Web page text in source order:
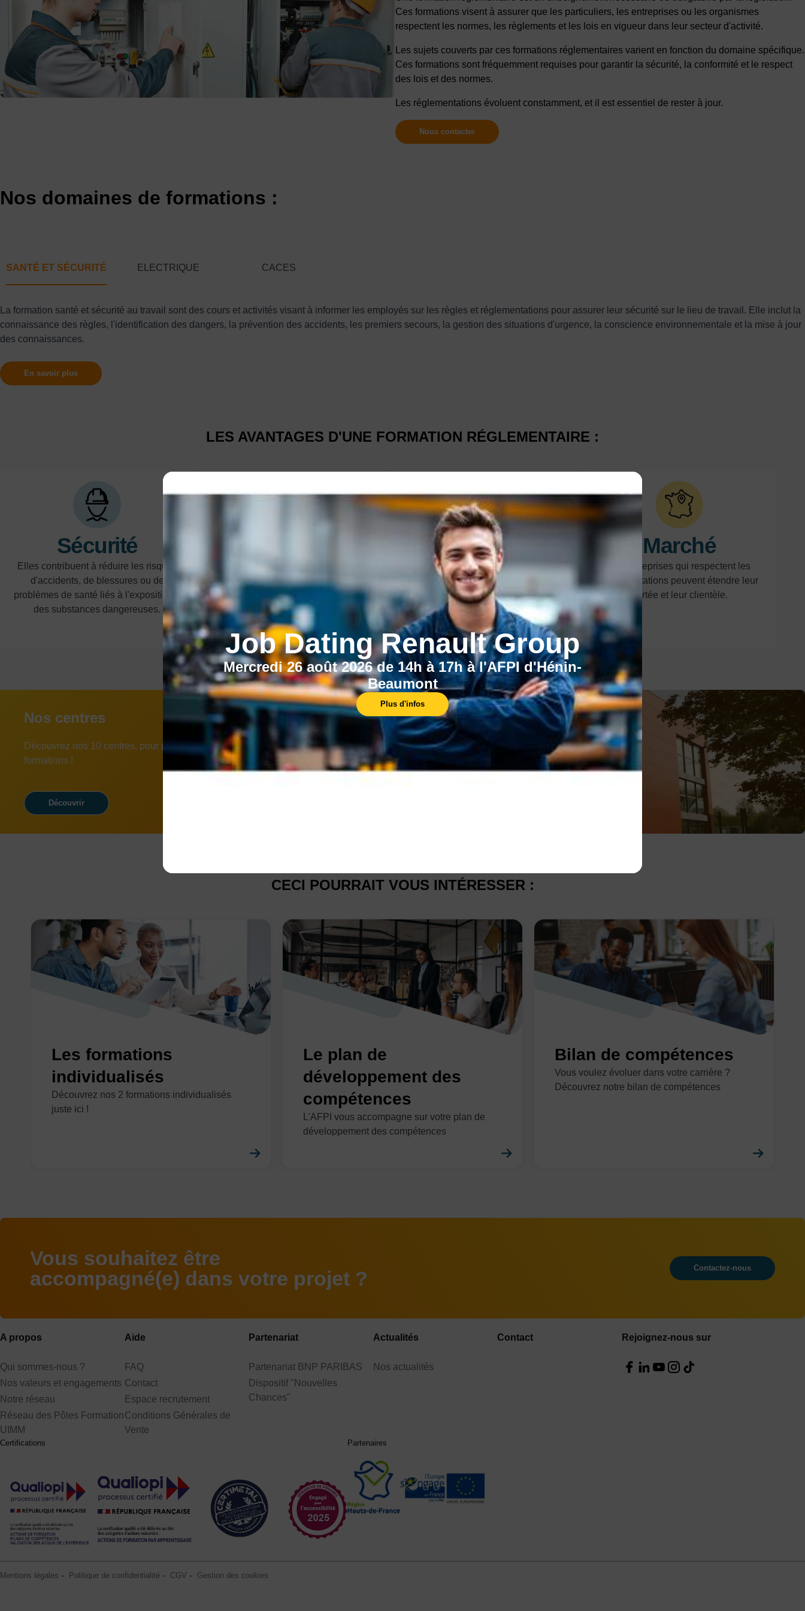
Job Dating Renault Group
Mercredi 26 août 2026 de 14h à 17h à l'AFPI d'Hénin-
Beaumont
Plus d'infos
Ces formations visent à assurer que les particuliers, les entreprises ou les organismes
respectent les normes, les règlements et les lois en vigueur dans leur secteur d'activité.
Les sujets couverts par ces formations réglementaires varient en fonction du domaine spécifique.
Ces formations sont fréquemment requises pour garantir la sécurité, la conformité et le respect
des lois et des normes.
Les réglementations évoluent constamment, et il est essentiel de rester à jour.
Nous contacter
Nos domaines de formations :
SANTÉ ET SÉCURITÉ ELECTRIQUE CACES
La formation santé et sécurité au travail sont des cours et activités visant à informer les employés sur les règles et réglementations pour assurer leur sécurité sur le lieu de travail. Elle inclut la
connaissance des règles, l'identification des dangers, la prévention des accidents, les premiers secours, la gestion des situations d'urgence, la conscience environnementale et la mise à jour
des connaissances.
En savoir plus
LES AVANTAGES D'UNE FORMATION RÉGLEMENTAIRE :
Sécurité
Elles contribuent à réduire les risques
d'accidents, de blessures ou de
problèmes de santé liés à l'exposition à
des substances dangereuses.
et services en enseignant des normes
de qualité, des meilleures pratiques et
des protocoles de contrôle.
Durabilité
Elles se concentrent sur la durabilité et
les pratiques respectueuses de
l'environnement.
Marché
Les entreprises qui respectent les
réglementations peuvent étendre leur
portée et leur clientèle.
Nos centres
Découvrez nos 10 centres, pour participer à l'une de nos
formations !
Découvrir
CECI POURRAIT VOUS INTÉRESSER :
Les formations
individualisés
Découvrez nos 2 formations individualisés
juste ici !
Le plan de
développement des
compétences
L'AFPI vous accompagne sur votre plan de
développement des compétences
Bilan de compétences
Vous voulez évoluer dans votre carrière ?
Découvrez notre bilan de compétences
Vous souhaitez être
accompagné(e) dans votre projet ?
Contactez-nous
A propos
Qui sommes-nous ?
Nos valeurs et engagements
Notre réseau
Réseau des Pôles Formation
UIMM
Aide
FAQ
Contact
Espace recrutement
Conditions Générales de
Vente
Partenariat
Partenariat BNP PARIBAS
Dispositif "Nouvelles
Chances"
Actualités
Nos actualités
Contact Rejoignez-nous sur
Certifications Partenaires
Mentions légales Politique de confidentialité CGV Gestion des cookies